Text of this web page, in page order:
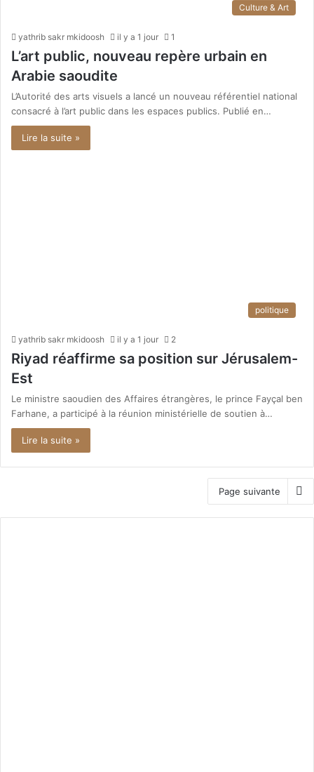
Culture & Art
yathrib sakr mkidoosh il y a 1 jour 1
L’art public, nouveau repère urbain en
Arabie saoudite
L’Autorité des arts visuels a lancé un nouveau référentiel national
consacré à l’art public dans les espaces publics. Publié en…
Lire la suite »
politique
yathrib sakr mkidoosh il y a 1 jour 2
Riyad réaffirme sa position sur Jérusalem-
Est
Le ministre saoudien des Affaires étrangères, le prince Fayçal ben
Farhane, a participé à la réunion ministérielle de soutien à…
Lire la suite »
Page suivante